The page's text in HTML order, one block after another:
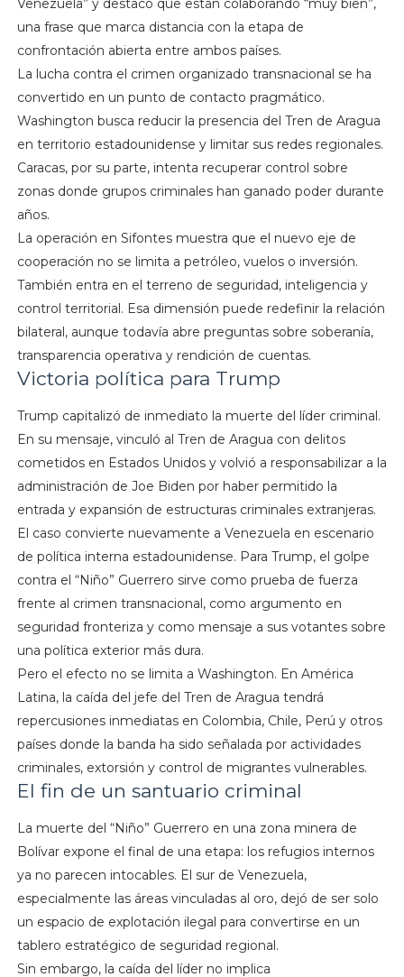
Venezuela” y destacó que están colaborando “muy bien”,
una frase que marca distancia con la etapa de
confrontación abierta entre ambos países.
La lucha contra el crimen organizado transnacional se ha
convertido en un punto de contacto pragmático.
Washington busca reducir la presencia del Tren de Aragua
en territorio estadounidense y limitar sus redes regionales.
Caracas, por su parte, intenta recuperar control sobre
zonas donde grupos criminales han ganado poder durante
años.
La operación en Sifontes muestra que el nuevo eje de
cooperación no se limita a petróleo, vuelos o inversión.
También entra en el terreno de seguridad, inteligencia y
control territorial. Esa dimensión puede redefinir la relación
bilateral, aunque todavía abre preguntas sobre soberanía,
transparencia operativa y rendición de cuentas.
Victoria política para Trump
Trump capitalizó de inmediato la muerte del líder criminal.
En su mensaje, vinculó al Tren de Aragua con delitos
cometidos en Estados Unidos y volvió a responsabilizar a la
administración de Joe Biden por haber permitido la
entrada y expansión de estructuras criminales extranjeras.
El caso convierte nuevamente a Venezuela en escenario
de política interna estadounidense. Para Trump, el golpe
contra el “Niño” Guerrero sirve como prueba de fuerza
frente al crimen transnacional, como argumento en
seguridad fronteriza y como mensaje a sus votantes sobre
una política exterior más dura.
Pero el efecto no se limita a Washington. En América
Latina, la caída del jefe del Tren de Aragua tendrá
repercusiones inmediatas en Colombia, Chile, Perú y otros
países donde la banda ha sido señalada por actividades
criminales, extorsión y control de migrantes vulnerables.
El fin de un santuario criminal
La muerte del “Niño” Guerrero en una zona minera de
Bolívar expone el final de una etapa: los refugios internos
ya no parecen intocables. El sur de Venezuela,
especialmente las áreas vinculadas al oro, dejó de ser solo
un espacio de explotación ilegal para convertirse en un
tablero estratégico de seguridad regional.
Sin embargo, la caída del líder no implica